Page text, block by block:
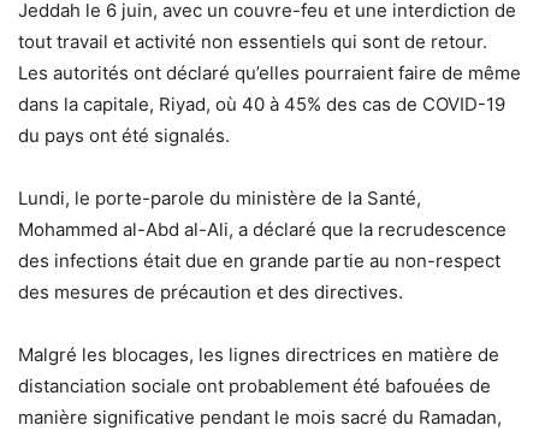
Jeddah le 6 juin, avec un couvre-feu et une interdiction de
tout travail et activité non essentiels qui sont de retour.
Les autorités ont déclaré qu’elles pourraient faire de même
dans la capitale, Riyad, où 40 à 45% des cas de COVID-19
du pays ont été signalés.
Lundi, le porte-parole du ministère de la Santé,
Mohammed al-Abd al-Ali, a déclaré que la recrudescence
des infections était due en grande partie au non-respect
des mesures de précaution et des directives.
Malgré les blocages, les lignes directrices en matière de
distanciation sociale ont probablement été bafouées de
manière significative pendant le mois sacré du Ramadan,